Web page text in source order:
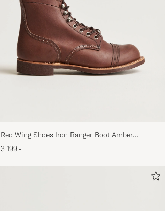
Red Wing Shoes Iron Ranger Boot Amber
Harness
3 199,-